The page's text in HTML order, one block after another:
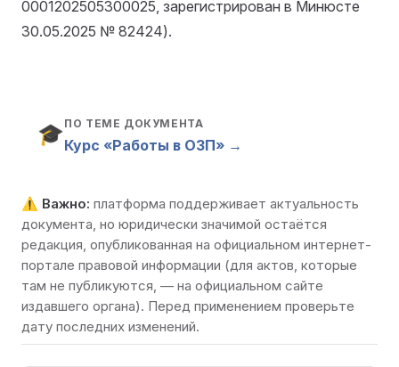
0001202505300025, зарегистрирован в Минюсте
30.05.2025 № 82424).
🎓ПО ТЕМЕ ДОКУМЕНТА
Курс «Работы в ОЗП» →
⚠️ Важно: платформа поддерживает актуальность
документа, но юридически значимой остаётся
редакция, опубликованная на официальном интернет-
портале правовой информации (для актов, которые
там не публикуются, — на официальном сайте
издавшего органа). Перед применением проверьте
дату последних изменений.